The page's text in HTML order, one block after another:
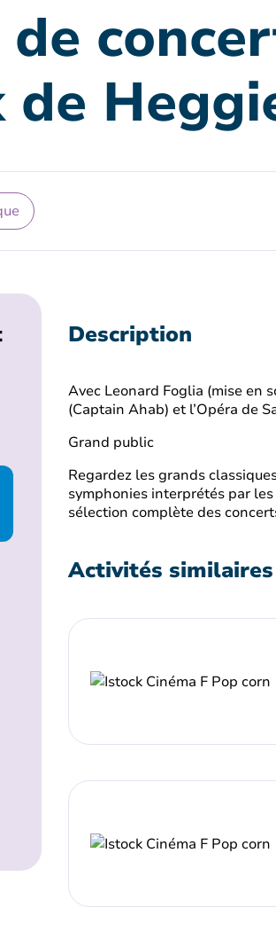
de
Description
Avec Leonard Foglia (mise en
(Captain Ahab) et l’Opéra de
Grand public
Regardez les grands
symphonies interprétés par
sélection complète des
Activités similaires